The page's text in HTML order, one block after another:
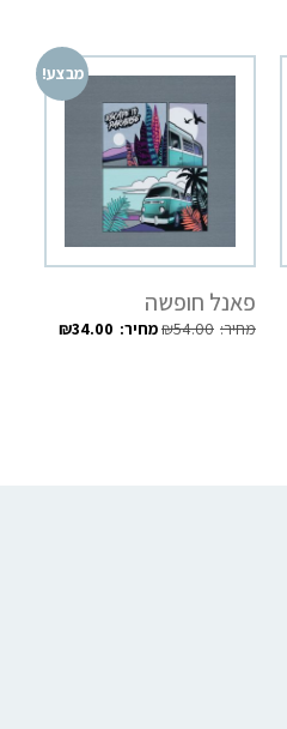
מבצע!
פאנל חופשה
₪54.00
₪34.00